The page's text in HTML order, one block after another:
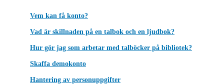
Vem kan få konto?
Vad är skillnaden på en talbok och en ljudbok?
Hur gör jag som arbetar med talböcker på bibliotek?
Skaffa demokonto
Hantering av personuppgifter